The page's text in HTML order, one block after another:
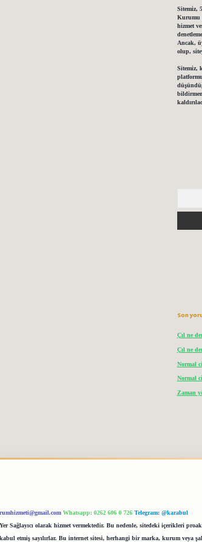
Sitemiz,
Kurumu
hizmet
Ancak,
olup,
Sitemiz,
Son
Çıl ne
Çıl ne
Normal
Normal
Zaman
Whatsapp: 0262 606 0 726 Telegram: @karabul
olarak hizmet vermektedir. Bu nedenle, sitedeki içerikleri
etmiş sayılırlar. Bu internet sitesi, herhangi bir marka, kurum veya